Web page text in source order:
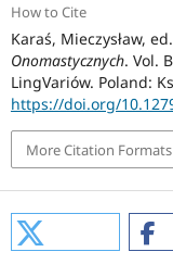
How to Cite
Karaś, Mieczysław,
Onomastycznych. Vol.
LingVariów. Poland:
https://doi.org/
More Citation Formats